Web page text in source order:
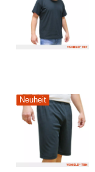
Neuheit